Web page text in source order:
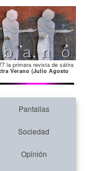
la primera revista de sátira
Verano (Julio Agosto
Pantallas
Sociedad
Opinión